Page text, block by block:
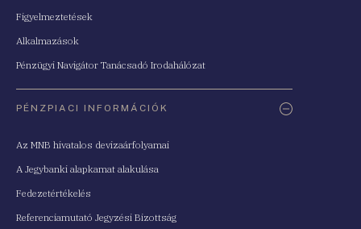
Figyelmeztetések
Alkalmazások
Pénzügyi Navigátor Tanácsadó Irodahálózat
PÉNZPIACI INFORMÁCIÓK
Az MNB hivatalos devizaárfolyamai
A Jegybanki alapkamat alakulása
Fedezetértékelés
Referenciamutató Jegyzési Bizottság